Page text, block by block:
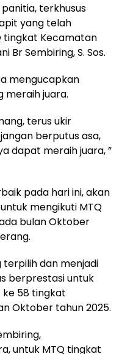
terkhusus
yang telah
tingkat Kecamatan
Br Sembiring, S. Sos.
mengucapkan
meraih juara.
terus ukir
berputus asa,
dapat meraih juara, ”
pada hari ini, akan
mengikuti MTQ
bulan Oktober
dan menjadi
berprestasi untuk
ke 58 tingkat
Oktober tahun 2025.
untuk MTQ tingkat